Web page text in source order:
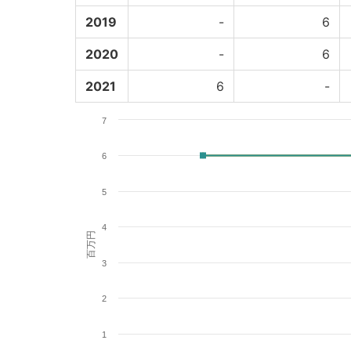
2019 - 6
2020 - 6
2021 6 -
百万円
1
2
3
4
5
6
7